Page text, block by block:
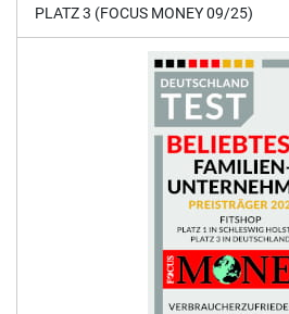
PLATZ 3 (FOCUS MONEY 09/25)